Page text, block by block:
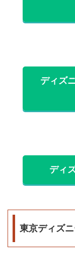
ディズ
ディ
東京ディズ